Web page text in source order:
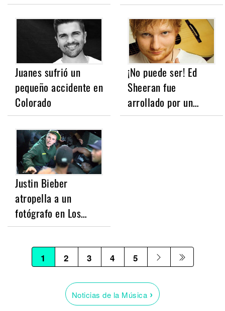
Juanes sufrió un
pequeño accidente en
Colorado
¡No puede ser! Ed
Sheeran fue
arrollado por un…
Justin Bieber
atropella a un
fotógrafo en Los…
1 2 3 4 5
Noticias de la Música ›